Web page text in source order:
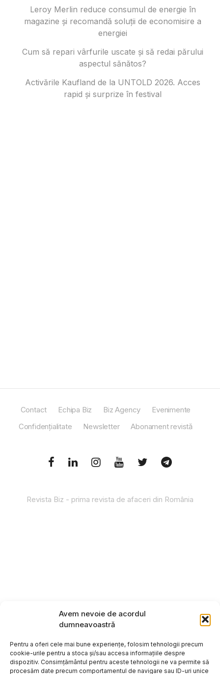
Avem nevoie de acordul
dumneavoastră
Pentru a oferi cele mai bune experiențe, folosim tehnologii precum
cookie-urile pentru a stoca și/sau accesa informațiile despre
dispozitiv. Consimțământul pentru aceste tehnologii ne va permite să
procesăm date precum comportamentul de navigare sau ID-uri unice
Leroy Merlin reduce consumul de energie în
magazine și recomandă soluții de economisire a
energiei
Cum să repari vârfurile uscate și să redai părului
aspectul sănătos?
Activările Kaufland de la UNTOLD 2026. Acces
rapid și surprize în festival
Contact Echipa Biz Biz Agency
Evenimente
Confidențialitate
Newsletter Abonament revistă
Revista Biz - prima revista de afaceri din România